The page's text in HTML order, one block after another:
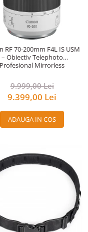
RF 70-200mm F4L IS USM
– Obiectiv Telephoto
Profesional Mirrorless
9.999,00 Lei
9.399,00 Lei
ADAUGA IN COS